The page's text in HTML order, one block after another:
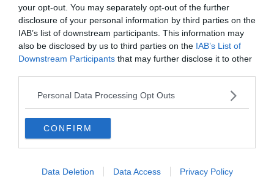
your opt-out. You may separately opt-out of the further
disclosure of your personal information by third parties on the
IAB’s list of downstream participants. This information may
also be disclosed by us to third parties on the IAB’s List of
Downstream Participants that may further disclose it to other
Personal Data Processing Opt Outs
CONFIRM
Data Deletion Data Access Privacy Policy
Le départ ayant lieu à Santa Marta, il vous sera simple de
trouver un logement qui vous convient. La ville étant
devenue un lieu très touristique en raison du parc
plus en plus populaire en Colombie,Airbnb
est l’option la
plus prisée afin de parfaire votre expérience quand vous
venez visiter la Cité Perdue Tayrona en Colombie.
Horaires & Tarifs de la Cité Perdue Tayrona